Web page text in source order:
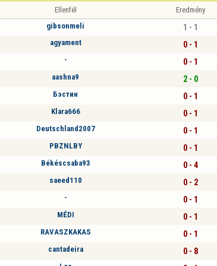
Ellenfél Eredmény
gibsonmeli 1 - 1
agyament 0 - 1
- 0 - 1
aashna9 2 - 0
Бэстин 0 - 1
Klara666 0 - 1
Deutschland2007 0 - 1
PBZNLBY 0 - 1
Békéscsaba93 0 - 4
saeed110 0 - 2
- 0 - 1
MÉDI 0 - 1
RAVASZKAKAS 0 - 1
cantadeira 0 - 8